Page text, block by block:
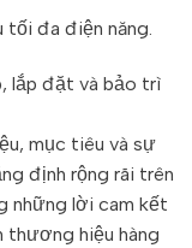
tối đa điện năng.
lắp đặt và bảo trì
mục tiêu và sự
định rộng rãi trên
những lời cam kết
thương hiệu hàng